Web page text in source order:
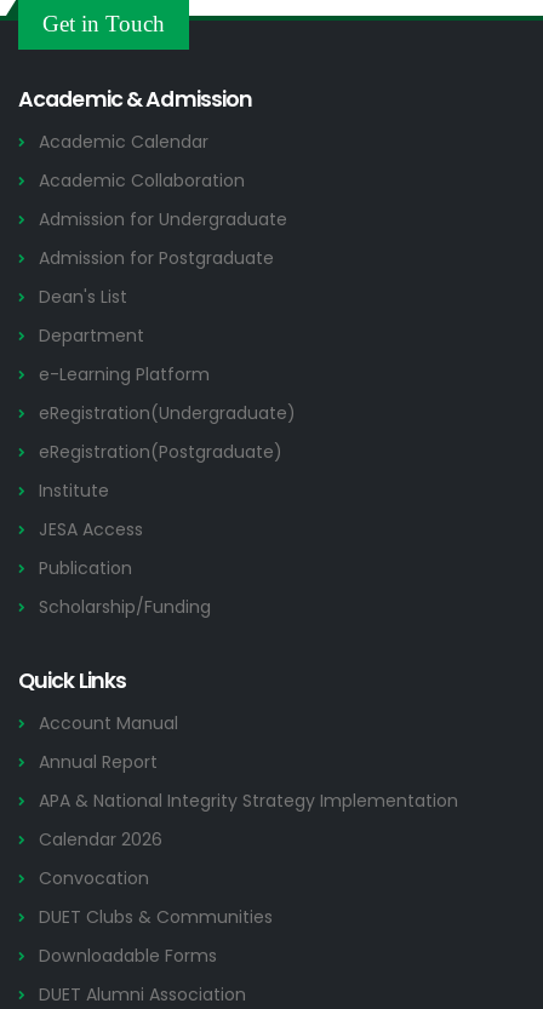
2026
Admission Notices
Get in Touch
Academic & Admission
Academic Calendar
Academic Collaboration
Admission for Undergraduate
Admission for Postgraduate
Dean's List
Department
e-Learning Platform
eRegistration(Undergraduate)
eRegistration(Postgraduate)
Institute
JESA Access
Publication
Scholarship/Funding
Quick Links
Account Manual
Annual Report
APA & National Integrity Strategy Implementation
Calendar 2026
Convocation
DUET Clubs & Communities
Downloadable Forms
DUET Alumni Association